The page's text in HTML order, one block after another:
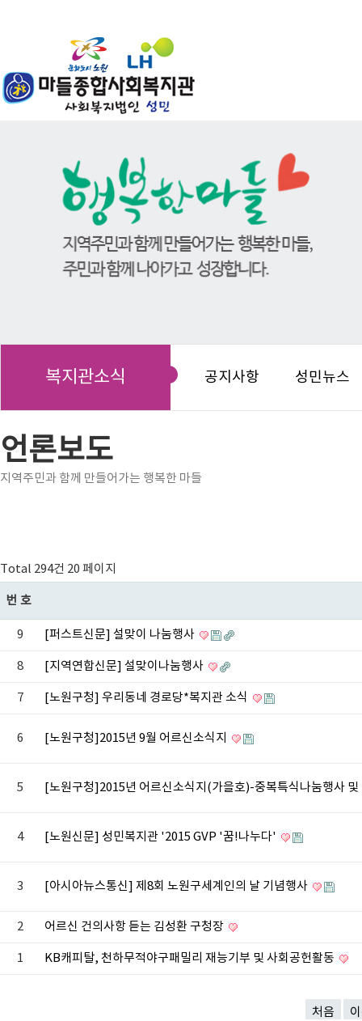
복지관소식 공지사항 성민뉴스
언론보도
지역주민과 함께 만들어가는 행복한 마들
Total 294건 20 페이지
번호
9 [퍼스트신문] 설맞이 나눔행사
8 [지역연합신문] 설맞이나눔행사
7 [노원구청] 우리동네 경로당*복지관 소식
6 [노원구청]2015년 9월 어르신소식지
5 [노원구청]2015년 어르신소식지(가을호)-중복특식나눔행사
4 [노원신문] 성민복지관 '2015 GVP '꿈!나누다'
3 [아시아뉴스통신] 제8회 노원구세계인의 날 기념행사
2 어르신 건의사항 듣는 김성환 구청장
1 KB캐피탈, 천하무적야구패밀리 재능기부 및 사회공헌활동
처음